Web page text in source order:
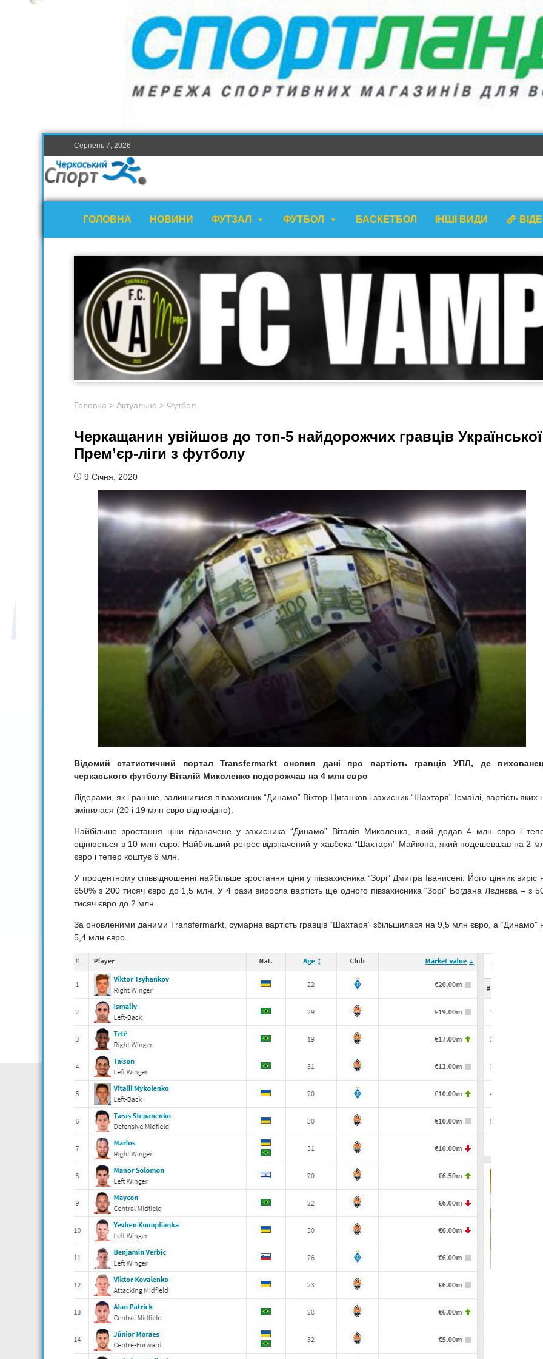
Серпень 7, 2026
ГОЛОВНА НОВИНИ ФУТЗАЛ ФУТБОЛ БАСКЕТБОЛ ІНШІ ВИДИ
Головна > Актуально > Футбол
Черкащанин увійшов до топ-5 найдорожчих гравців Української
Прем’єр-ліги з футболу
9 Січня, 2020
Відомий статистичний портал Transfermarkt оновив дані про вартість гравців УПЛ, де
черкаського футболу Віталій Миколенко подорожчав на 4 млн євро
Лідерами, як і раніше, залишилися півзахисник “Динамо” Віктор Циганков і захисник “Шахтаря” Ісмаїлі, вартість яких
змінилася (20 і 19 млн євро відповідно).
Найбільше зростання ціни відзначене у захисника “Динамо” Віталія Миколенка, який додав 4 млн євро і
оцінюється в 10 млн євро. Найбільший регрес відзначений у хавбека “Шахтаря” Майкона, який подешевшав на 2
євро і тепер коштує 6 млн.
У процентному співвідношенні найбільше зростання ціни у півзахисника “Зорі” Дмитра Іванисені. Його цінник виріс
650% з 200 тисяч євро до 1,5 млн. У 4 рази виросла вартість ще одного півзахисника “Зорі” Богдана Лєднєва – з
тисяч євро до 2 млн.
За оновленими даними Transfermarkt, сумарна вартість гравців “Шахтаря” збільшилася на 9,5 млн євро, а “Динамо”
5,4 млн євро.